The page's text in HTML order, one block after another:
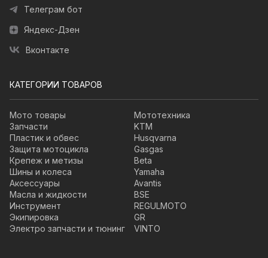
Телеграм бот
Яндекс-Дзен
Вконтакте
КАТЕГОРИИ ТОВАРОВ
Мото товары
Запчасти
Пластик и обвес
Защита мотоцикла
Крепеж и метизы
Шины и колеса
Аксессуары
Масла и жидкости
Инструмент
Экипировка
Электро запчасти и тюнинг
Мототехника
KTM
Husqvarna
Gasgas
Beta
Yamaha
Avantis
BSE
REGULMOTO
GR
VINTO